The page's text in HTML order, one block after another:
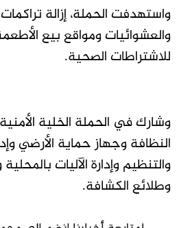
واستهدفت الحملة، إزالة
والعشوائيات ومواقع بيع
للاشتراطات الصحية.
وشارك في الحملة الخلية
النظافة وجهاز حماية الأرضي
والتنظيم وإدارة الآليات
وطلائع الكشافة.